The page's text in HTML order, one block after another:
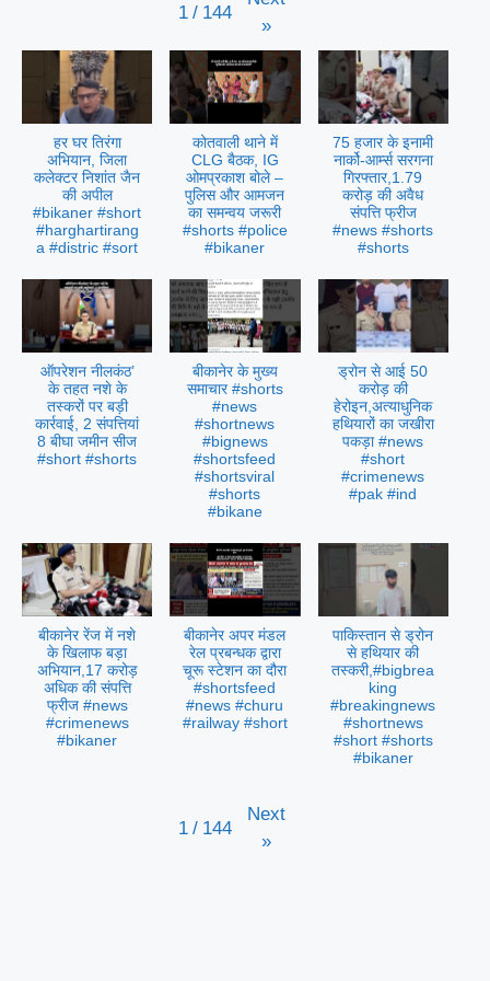
1 / 144
»
हर घर तिरंगा
अभियान, जिला
कलेक्टर निशांत जैन
की अपील
#bikaner #short
#harghartirang
a #distric #sort
कोतवाली थाने में
CLG बैठक, IG
ओमप्रकाश बोले –
पुलिस और आमजन
का समन्वय जरूरी
#shorts #police
#bikaner
75 हजार के इनामी
नार्को-आर्म्स सरगना
गिरफ्तार,1.79
करोड़ की अवैध
संपत्ति फ्रीज
#news #shorts
#shorts
ऑपरेशन नीलकंठ’
के तहत नशे के
तस्करों पर बड़ी
कार्रवाई, 2 संपत्तियां
8 बीघा जमीन सीज
#short #shorts
बीकानेर के मुख्य
समाचार #shorts
#news
#shortnews
#bignews
#shortsfeed
#shortsviral
#shorts
#bikane
ड्रोन से आई 50
करोड़ की
हेरोइन,अत्याधुनिक
हथियारों का जखीरा
पकड़ा #news
#short
#crimenews
#pak #ind
बीकानेर रेंज में नशे
के खिलाफ बड़ा
अभियान,17 करोड़
अधिक की संपत्ति
फ्रीज #news
#crimenews
#bikaner
बीकानेर अपर मंडल
रेल प्रबन्धक द्वारा
चूरू स्टेशन का दौरा
#shortsfeed
#news #churu
#railway #short
पाकिस्तान से ड्रोन
से हथियार की
तस्करी,#bigbrea
king
#breakingnews
#shortnews
#short #shorts
#bikaner
1 / 144
Next
»